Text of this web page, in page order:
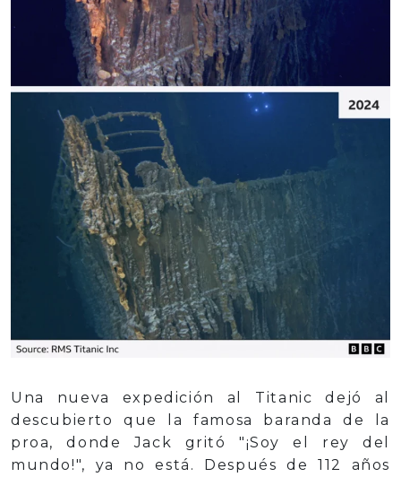
Una nueva expedición al Titanic dejó al
descubierto que la famosa baranda de la
proa, donde Jack gritó "¡Soy el rey del
mundo!", ya no está. Después de 112 años